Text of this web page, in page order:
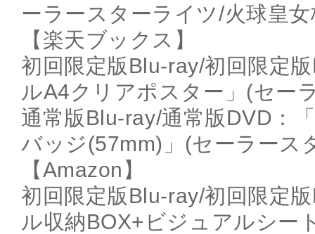
ーラースターライツ/火球皇
【楽天ブックス】
初回限定版Blu-ray/初回限定
ルA4クリアポスター」(セー
通常版Blu-ray/通常版DVD：
バッジ(57mm)」(セーラース
【Amazon】
初回限定版Blu-ray/初回限定
ル収納BOX+ビジュアルシー